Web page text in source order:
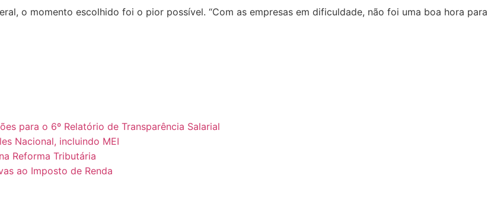
o momento escolhido foi o pior possível. “Com as empresas em dificuldade, não foi uma boa hora para
para o 6º Relatório de Transparência Salarial
Nacional, incluindo MEI
Reforma Tributária
ao Imposto de Renda